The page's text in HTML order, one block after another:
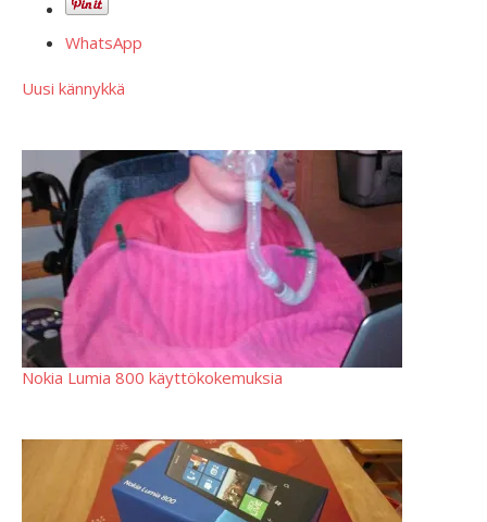
WhatsApp
Uusi kännykkä
Nokia Lumia 800 käyttökokemuksia